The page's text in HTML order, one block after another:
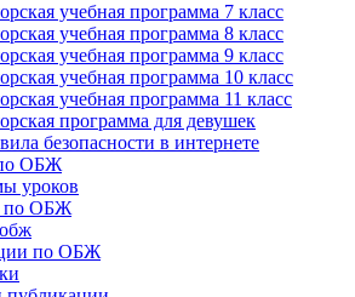
учебная программа 7 класс
учебная программа 8 класс
учебная программа 9 класс
учебная программа 10 класс
учебная программа 11 класс
программа для девушек
безопасности в интернете
ОБЖ
уроков
по ОБЖ
по ОБЖ